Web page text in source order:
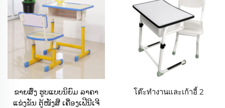
ຂາຍສົ່ງ ຮູບແບບນິຍົມ ລາຄາ
ແຂ່ງຂັນ ຕູ້ໜັງສື ເຄື່ອງເຟີນີເຈີ
โต๊ะทำงานและเก้าอี้ 2